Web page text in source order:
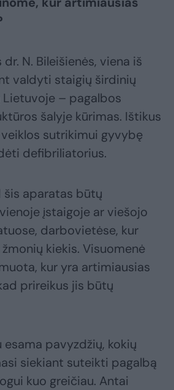
N. Bileišienės, viena iš
valdyti staigių širdinių
– pagalbos
šalyje kūrimas. Ištikus
sutrikimui gyvybę
defibriliatorius.
šis aparatas būtų
įstaigoje ar viešojo
darbovietėse, kur
kiekis. Visuomenė
kur yra artimiausias
prireikus jis būtų
esama pavyzdžių, kokių
siekiant suteikti pagalbą
kuo greičiau. Antai